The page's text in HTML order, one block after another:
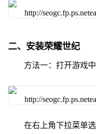
二、安装荣耀世纪
方法一：打开游戏
在右上角下拉菜单